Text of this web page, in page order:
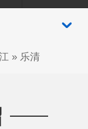
» 乐清